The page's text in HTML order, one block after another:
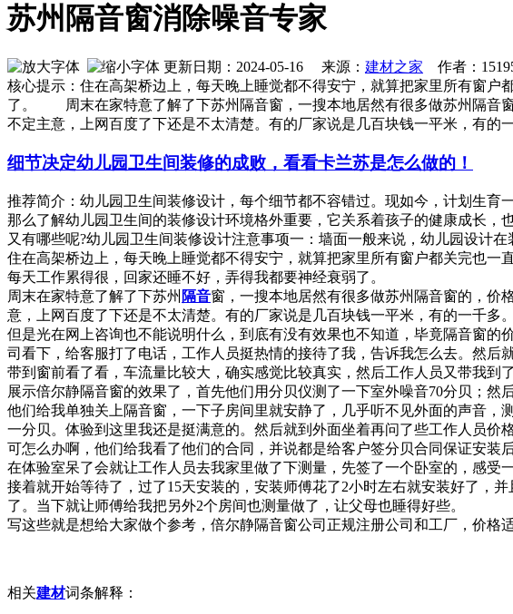
苏州隔音窗消除噪音专家
更新日期：2024-05-16 来源： 建材之家 作者：
核心提示：住在高架桥边上，每天晚上睡觉都不得安宁，就算把家里所有窗
了。 周末在家特意了解了下苏州隔音窗，一搜本地居然有很多做苏州隔音
不定主意，上网百度了下还是不太清楚。有的厂家说是几百块钱一平米，有的
细节决定幼儿园卫生间装修的成败，看看卡兰苏是怎么做的！
推荐简介：幼儿园卫生间装修设计，每个细节都不容错过。现如今，计划生
那么了解幼儿园卫生间的装修设计环境格外重要，它关系着孩子的健康成长
又有哪些呢?幼儿园卫生间装修设计注意事项一：墙面一般来说，幼儿园设计在
住在高架桥边上，每天晚上睡觉都不得安宁，就算把家里所有窗户都关完也一
每天工作累得很，回家还睡不好，弄得我都要神经衰弱了。
周末在家特意了解了下苏州 隔音窗，一搜本地居然有很多做苏州隔音窗的，价
意，上网百度了下还是不太清楚。有的厂家说是几百块钱一平米，有的一千多
但是光在网上咨询也不能说明什么，到底有没有效果也不知道，毕竟隔音窗
司看下，给客服打了电话，工作人员挺热情的接待了我，告诉我怎么去。然
带到窗前看了看，车流量比较大，确实感觉比较真实，然后工作人员又带我
展示倍尔静隔音窗的效果了，首先他们用分贝仪测了一下室外噪音70分贝；
他们给我单独关上隔音窗，一下子房间里就安静了，几乎听不见外面的声音
一分贝。体验到这里我还是挺满意的。然后就到外面坐着再问了些工作人员
可怎么办啊，他们给我看了他们的合同，并说都是给客户签分贝合同保证安装
在体验室呆了会就让工作人员去我家里做了下测量，先签了一个卧室的，感受
接着就开始等待了，过了15天安装的，安装师傅花了2小时左右就安装好了，
了。当下就让师傅给我把另外2个房间也测量做了，让父母也睡得好些。
写这些就是想给大家做个参考，倍尔静隔音窗公司正规注册公司和工厂，价格适
相关建材词条解释：